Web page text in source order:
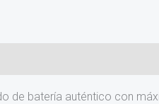
de batería auténtico con